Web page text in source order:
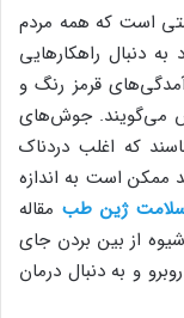
است که همه مردم
دنبال راهکارهایی
قرمز رنگ و
می‌گویند. جوش‌های
که اغلب دردناک
ممکن است به اندازه
ژین طب مقاله
از بین بردن جای
و به دنبال درمان